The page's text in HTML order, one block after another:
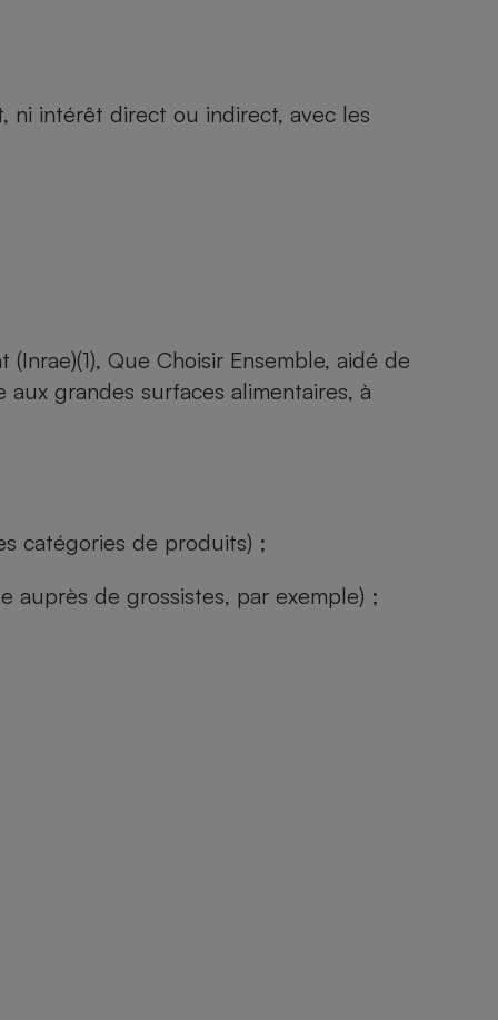
ni intérêt direct ou indirect, avec les
(Inrae)(1), Que Choisir Ensemble, aidé de
grandes surfaces alimentaires, à
catégories de produits) ;
de grossistes, par exemple) ;